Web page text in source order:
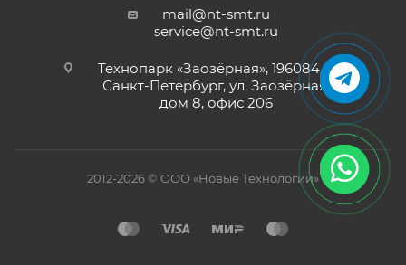
mail@nt-smt.ru
service@nt-smt.ru
Технопарк «Заозёрная», 196084, г.
Санкт-Петербург, ул. Заозёрная,
дом 8, офис 206
2012-2026 © ООО «Новые Технологии»